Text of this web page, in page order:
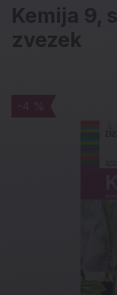
Kemija 9,
zvezek
-4 %